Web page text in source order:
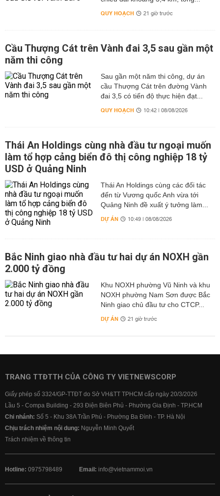
QUY HOẠCH 21 giờ trước
Cầu Thượng Cát trên Vành đai 3,5 sau gần một
năm thi công
Sau gần một năm thi công, dự án
cầu Thượng Cát trên đường Vành
đai 3,5 có tiến độ thực hiện đạt...
QUY HOẠCH 10:42 | 08/08/2026
Thái An Holdings cùng nhà đầu tư ngoại muốn
làm tổ hợp cảng biển đô thị công nghiệp 18 tỷ
USD ở Quảng Ninh
Thái An Holdings cùng các đối tác
đến từ Vương quốc Anh vừa tới
Quảng Ninh đề xuất ý tưởng làm...
DỰ ÁN 10:49 | 08/08/2026
Bắc Ninh giao nhà đầu tư hai dự án NOXH gần
2.000 tỷ đồng
Khu NOXH phường Vũ Ninh và khu
NOXH phường Nam Sơn được Bắc
Ninh giao chủ đầu tư cho CTCP...
DỰ ÁN 21 giờ trước
TRANG TTĐTTH CỦA CÔNG TY VIETNEWSCORP
Giấy phép số 3324/GP-TTĐT do Sở VH&TT TPHCM cấp ngày 20/3/2026
Lầu 5 - Compa Building - 293 Điện Biên Phủ - Phường Gia Định - TP.HCM
Chi nhánh: Số 5 - Khu 38A Trần Phú - Phường Ba Đình - TP. Hà Nội
Chịu trách nhiệm nội dung: Nguyễn Minh Quyết
Trách nhiệm về thông tin
Hotline: 0975798489 Email: info@vietnammoi.vn